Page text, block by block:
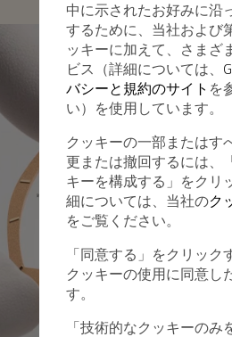
中に示されたお好みに沿
するために、当社および
ッキーに加えて、さまざ
ビス（詳細については、
バシーと規約のサイト を
い）を使用しています。
クッキーの一部またはす
更または撤回するには、
キーを構成する」をクリ
細については、当社のク
をご覧ください。
「同意する」をクリック
クッキーの使用に同意し
す。
「技術的なクッキーのみ